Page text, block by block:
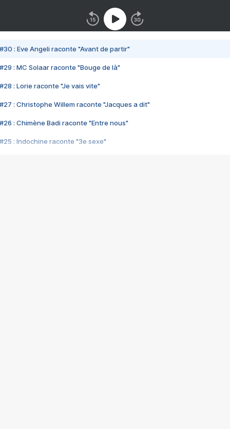
#30 : Eve Angeli raconte "Avant de partir"
#29 : MC Solaar raconte "Bouge de là"
#28 : Lorie raconte "Je vais vite"
#27 : Christophe Willem raconte "Jacques a dit"
#26 : Chimène Badi raconte "Entre nous"
#25 : Indochine raconte "3e sexe"